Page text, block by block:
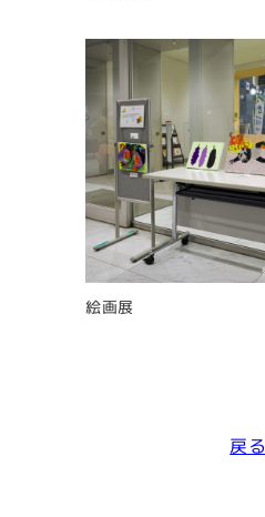
絵画展
戻る